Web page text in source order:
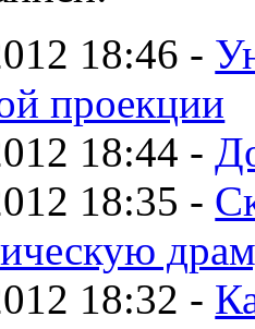
18:46 -
проекции
18:44 -
18:35 -
18:32 -